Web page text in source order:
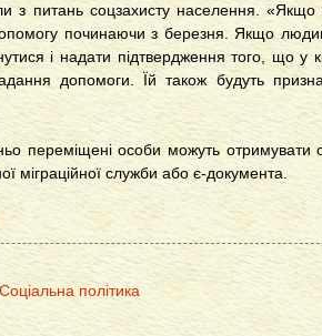
з питань соцзахисту населення.
починаючи з березня. Якщо
і надати підтвердження того, що у
допомоги. Їй також будуть
переміщені особи можуть отримувати
міграційної служби або є-документа.
Соціальна політика